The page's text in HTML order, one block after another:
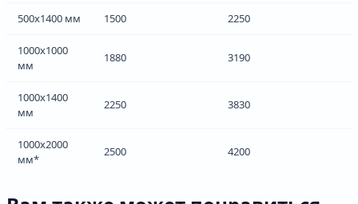
500х1400 мм 1500 2250
1000х1000
мм
1880 3190
1000х1400
мм
2250 3830
1000х2000
мм*
2500 4200